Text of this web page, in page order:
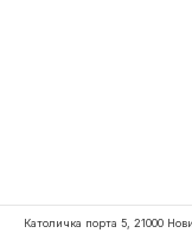
Католичка порта 5, 21000